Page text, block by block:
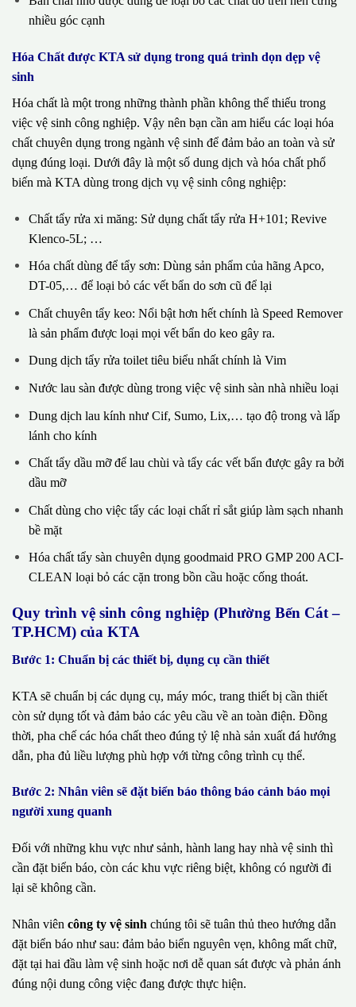
nhiều góc cạnh
Hóa Chất được KTA sử dụng trong quá trình dọn dẹp vệ
sinh
Hóa chất là một trong những thành phần không thể thiếu trong
việc vệ sinh công nghiệp. Vậy nên bạn cần am hiểu các loại hóa
chất chuyên dụng trong ngành vệ sinh để đảm bảo an toàn và sử
dụng đúng loại. Dưới đây là một số dung dịch và hóa chất phổ
biến mà KTA dùng trong dịch vụ vệ sinh công nghiệp:
Chất tẩy rửa xi măng: Sử dụng chất tẩy rửa H+101; Revive
Klenco-5L; …
Hóa chất dùng để tẩy sơn: Dùng sản phẩm của hãng Apco,
DT-05,… để loại bỏ các vết bẩn do sơn cũ để lại
Chất chuyên tẩy keo: Nổi bật hơn hết chính là Speed Remover
là sản phẩm được loại mọi vết bẩn do keo gây ra.
Dung dịch tẩy rửa toilet tiêu biểu nhất chính là Vim
Nước lau sàn được dùng trong việc vệ sinh sàn nhà nhiều loại
Dung dịch lau kính như Cif, Sumo, Lix,… tạo độ trong và lấp
lánh cho kính
Chất tẩy dầu mỡ để lau chùi và tẩy các vết bẩn được gây ra bởi
dầu mỡ
Chất dùng cho việc tẩy các loại chất rỉ sắt giúp làm sạch nhanh
bề mặt
Hóa chất tẩy sàn chuyên dụng goodmaid PRO GMP 200 ACI-
CLEAN loại bỏ các cặn trong bồn cầu hoặc cống thoát.
Quy trình vệ sinh công nghiệp (Phường Bến Cát –
TP.HCM) của KTA
Bước 1: Chuẩn bị các thiết bị, dụng cụ cần thiết
KTA sẽ chuẩn bị các dụng cụ, máy móc, trang thiết bị cần thiết
còn sử dụng tốt và đảm bảo các yêu cầu về an toàn điện. Đồng
thời, pha chế các hóa chất theo đúng tỷ lệ nhà sản xuất đá hướng
dẫn, pha đủ liều lượng phù hợp với từng công trình cụ thể.
Bước 2: Nhân viên sẽ đặt biển báo thông báo cảnh báo mọi
người xung quanh
Đối với những khu vực như sảnh, hành lang hay nhà vệ sinh thì
cần đặt biển báo, còn các khu vực riêng biệt, không có người đi
lại sẽ không cần.
Nhân viên công ty vệ sinh chúng tôi sẽ tuân thủ theo hướng dẫn
đặt biển báo như sau: đảm bảo biển nguyên vẹn, không mất chữ,
đặt tại hai đầu làm vệ sinh hoặc nơi dễ quan sát được và phản ánh
đúng nội dung công việc đang được thực hiện.